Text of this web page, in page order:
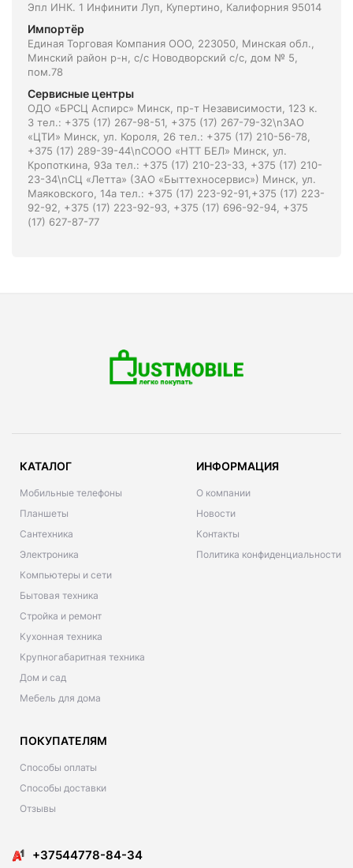
Эпл ИНК. 1 Инфинити Луп, Купертино, Калифорния 95014
Импортёр
Единая Торговая Компания ООО, 223050, Минская обл.,
Минский район р-н, с/с Новодворский с/с, дом № 5,
пом.78
Сервисные центры
ОДО «БРСЦ Аспирс» Минск, пр-т Независимости, 123 к.
3 тел.: +375 (17) 267-98-51, +375 (17) 267-79-32\nЗАО
«ЦТИ» Минск, ул. Короля, 26 тел.: +375 (17) 210-56-78,
+375 (17) 289-39-44\nСООО «НТТ БЕЛ» Минск, ул.
Кропоткина, 93а тел.: +375 (17) 210-23-33, +375 (17) 210-
23-34\nСЦ «Летта» (ЗАО «Быттехносервис») Минск, ул.
Маяковского, 14а тел.: +375 (17) 223-92-91,+375 (17) 223-
92-92, +375 (17) 223-92-93, +375 (17) 696-92-94, +375
(17) 627-87-77
КАТАЛОГ
Мобильные телефоны
Планшеты
Сантехника
Электроника
Компьютеры и сети
Бытовая техника
Стройка и ремонт
Кухонная техника
Крупногабаритная техника
Дом и сад
Мебель для дома
ИНФОРМАЦИЯ
О компании
Новости
Контакты
Политика конфиденциальности
ПОКУПАТЕЛЯМ
Способы оплаты
Способы доставки
Отзывы
+37544778-84-34